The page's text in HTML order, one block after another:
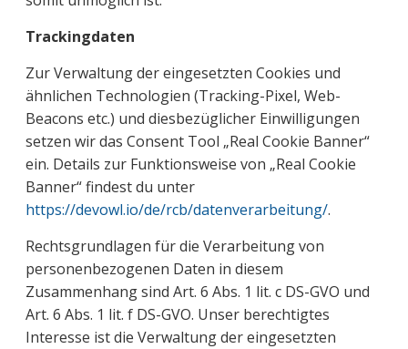
Trackingdaten
Zur Verwaltung der eingesetzten Cookies und
ähnlichen Technologien (Tracking-Pixel, Web-
Beacons etc.) und diesbezüglicher Einwilligungen
setzen wir das Consent Tool „Real Cookie Banner“
ein. Details zur Funktionsweise von „Real Cookie
Banner“ findest du unter
https://devowl.io/de/rcb/datenverarbeitung/.
Rechtsgrundlagen für die Verarbeitung von
personenbezogenen Daten in diesem
Zusammenhang sind Art. 6 Abs. 1 lit. c DS-GVO und
Art. 6 Abs. 1 lit. f DS-GVO. Unser berechtigtes
Interesse ist die Verwaltung der eingesetzten